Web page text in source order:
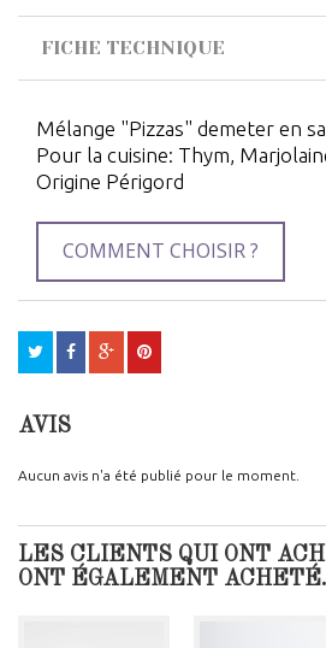
FICHE TECHNIQUE
Mélange "Pizzas" demeter en
Pour la cuisine: Thym,
Origine Périgord
COMMENT CHOISIR ?
AVIS
Aucun avis n'a été publié pour le moment.
LES CLIENTS QUI ONT
ONT ÉGALEMENT